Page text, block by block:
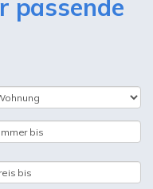
passende